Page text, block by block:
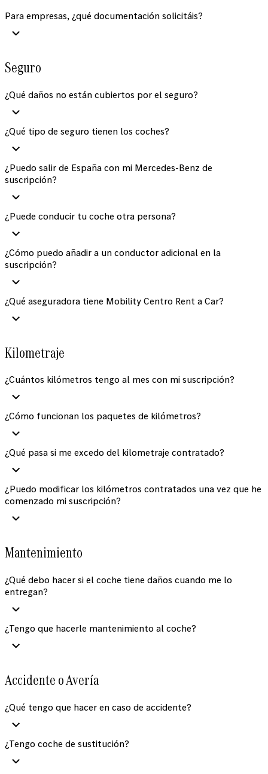
Para empresas, ¿qué documentación solicitáis?
Seguro
¿Qué daños no están cubiertos por el seguro?
¿Qué tipo de seguro tienen los coches?
¿Puedo salir de España con mi Mercedes-Benz de
suscripción?
¿Puede conducir tu coche otra persona?
¿Cómo puedo añadir a un conductor adicional en la
suscripción?
¿Qué aseguradora tiene Mobility Centro Rent a Car?
Kilometraje
¿Cuántos kilómetros tengo al mes con mi suscripción?
¿Cómo funcionan los paquetes de kilómetros?
¿Qué pasa si me excedo del kilometraje contratado?
¿Puedo modificar los kilómetros contratados una vez que he
comenzado mi suscripción?
Mantenimiento
¿Qué debo hacer si el coche tiene daños cuando me lo
entregan?
¿Tengo que hacerle mantenimiento al coche?
Accidente o Avería
¿Qué tengo que hacer en caso de accidente?
¿Tengo coche de sustitución?